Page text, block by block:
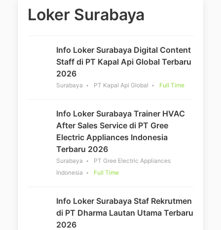
Loker Surabaya
Info Loker Surabaya Digital Content
Staff di PT Kapal Api Global Terbaru
2026
Surabaya PT Kapal Api Global Full Time
Info Loker Surabaya Trainer HVAC
After Sales Service di PT Gree
Electric Appliances Indonesia
Terbaru 2026
Surabaya
PT Gree Electric Appliances
Indonesia
Full Time
Info Loker Surabaya Staf Rekrutmen
di PT Dharma Lautan Utama Terbaru
2026